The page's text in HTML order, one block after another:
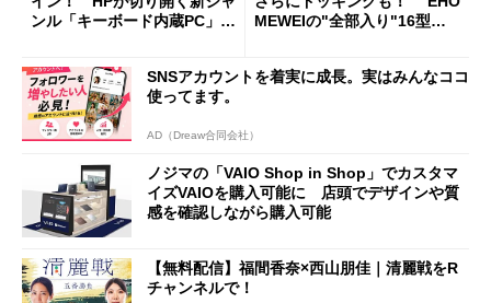
ンル「キーボード内蔵PC」の
MEWEIの"全部入り"16型モ
SNSアカウントを着実に成長。実はみんなココ
使ってます。
AD（Dreaw合同会社）
ノジマの「VAIO Shop in Shop」でカスタマ
イズVAIOを購入可能に 店頭でデザインや質
感を確認しながら購入可能
【無料配信】福間香奈×西山朋佳｜清麗戦をR
チャンネルで！